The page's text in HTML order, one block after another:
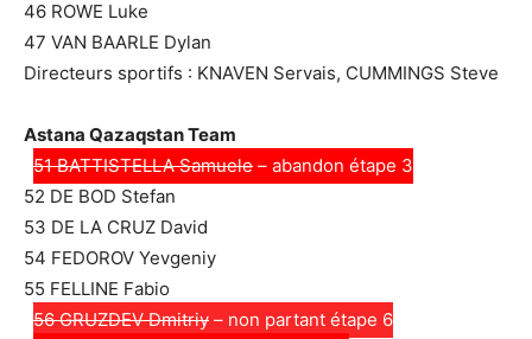
46 ROWE Luke
47 VAN BAARLE Dylan
Directeurs sportifs : KNAVEN Servais, CUMMINGS Steve
Astana Qazaqstan Team
51 BATTISTELLA Samuele – abandon étape 3
52 DE BOD Stefan
53 DE LA CRUZ David
54 FEDOROV Yevgeniy
55 FELLINE Fabio
56 GRUZDEV Dmitriy – non partant étape 6